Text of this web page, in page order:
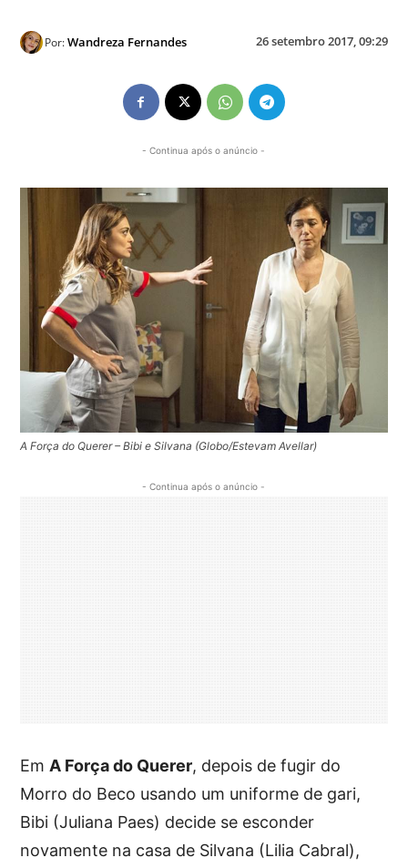
Por:Wandreza Fernandes 26 setembro 2017, 09:29
- Continua após o anúncio -
A Força do Querer – Bibi e Silvana (Globo/Estevam Avellar)
- Continua após o anúncio -
EmA Força do Querer, depois de fugir do
Morro do Beco usando um uniforme de gari,
Bibi (Juliana Paes) decide se esconder
novamente na casa de Silvana (Lilia Cabral),